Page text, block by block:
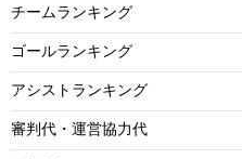
チームランキング
ゴールランキング
アシストランキング
審判代・運営協力代